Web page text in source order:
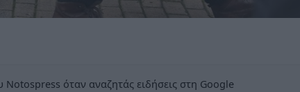
όταν αναζητάς ειδήσεις στη Google